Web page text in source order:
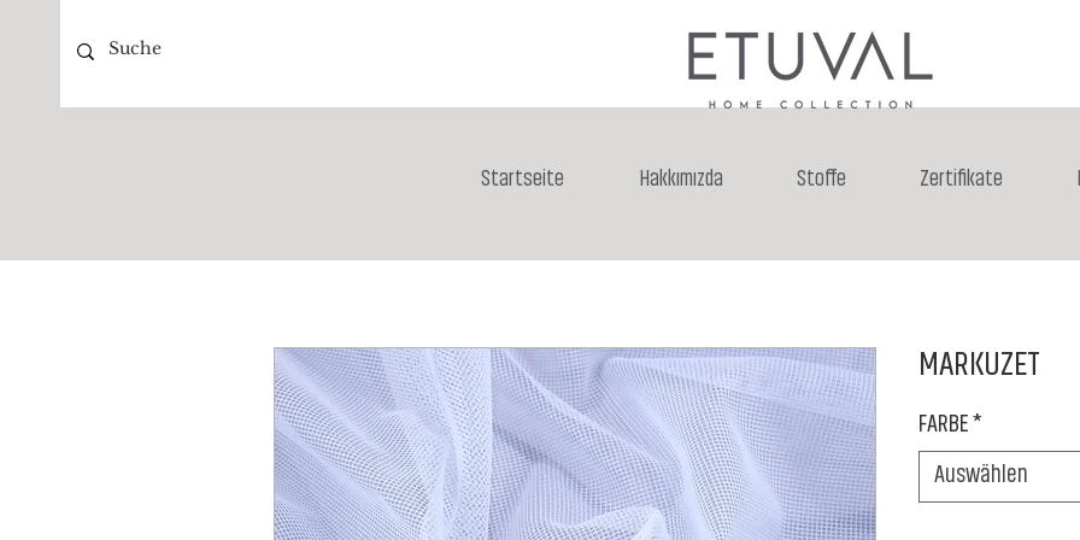
Startseite Hakkımızda Stoffe Zertifikate
MARKUZET
FARBE *
Auswählen